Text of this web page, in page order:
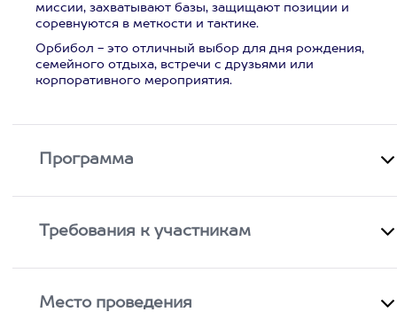
миссии, захватывают базы, защищают позиции и
соревнуются в меткости и тактике.
Орбибол - это отличный выбор для дня рождения,
семейного отдыха, встречи с друзьями или
корпоративного мероприятия.
Программа
Требования к участникам
Место проведения